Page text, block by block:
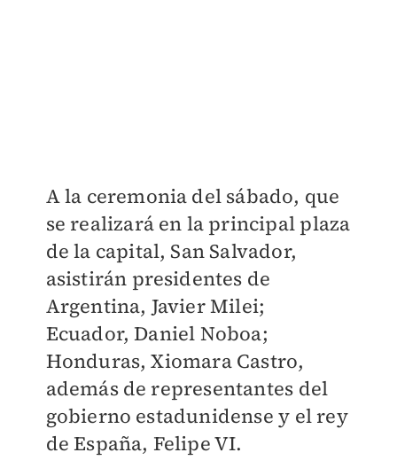
A la ceremonia del sábado, que
se realizará en la principal plaza
de la capital, San Salvador,
asistirán presidentes de
Argentina, Javier Milei;
Ecuador, Daniel Noboa;
Honduras, Xiomara Castro,
además de representantes del
gobierno estadunidense y el rey
de España, Felipe VI.